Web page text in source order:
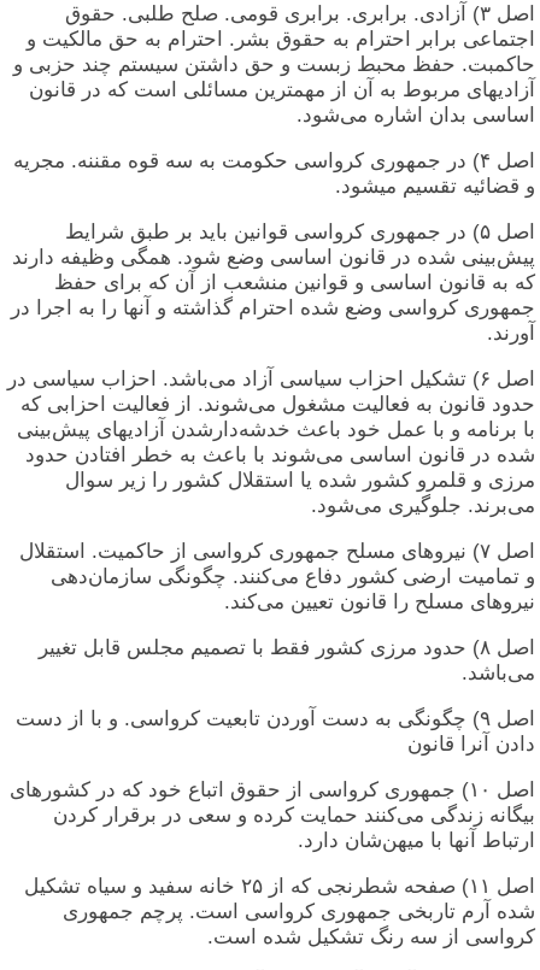
اصل ۳) آزادی. برابری. برابری قومی. صلح طلبی. حقوق
اجتماعی برابر احترام به حقوق بشر. احترام به حق مالکیت و
حاکمبت. حفظ محبط زبست و حق داشتن سیستم چند حزبی و
آزادیهای مربوط به آن از مهمترین مسائلی است که در قانون
اساسی بدان اشاره می‌شود.
اصل ۴) در جمهوری کرواسی حکومت به سه قوه مقننه. مجریه
و قضائیه تقسیم میشود.
اصل ۵) در جمهوری کرواسی قوانین باید بر طبق شرایط
پیش‌بینی شده در قانون اساسی وضع شود. همگی وظیفه دارند
که به قانون اساسی و قوانین منشعب از آن که برای حفظ
جمهوری کرواسی وضع شده احترام گذاشته و آنها را به اجرا در
آورند.
اصل ۶) تشکیل احزاب سیاسی آزاد می‌باشد. احزاب سیاسی در
حدود قانون به فعالیت مشغول می‌شوند. از فعالیت احزابی که
با برنامه و با عمل خود باعث خدشه‌دارشدن آزادیهای پیش‌بینی
شده در قانون اساسی می‌شوند با باعث به خطر افتادن حدود
مرزی و قلمرو کشور شده یا استقلال کشور را زیر سوال
می‌برند. جلوگیری می‌شود.
اصل ۷) نیروهای مسلح جمهوری کرواسی از حاکمیت. استقلال
و تمامیت ارضی کشور دفاع می‌کنند. چگونگی سازمان‌دهی
نیروهای مسلح را قانون تعیین می‌کند.
اصل ۸) حدود مرزی کشور فقط با تصمیم مجلس قابل تغییر
می‌باشد.
اصل ‎٩‏) چگونگی به دست آوردن تابعیت کرواسی. و با از دست
دادن آنرا قانون
اصل ۱۰) جمهوری کرواسی از حقوق اتباع خود که در کشورهای
بیگانه زندگی می‌کنند حمایت کرده و سعی در برقرار کردن
ارتباط آنها با میهن‌شان دارد.
اصل ۱۱) صفحه شطرنجی که از ۲۵ خانه سفید و سیاه تشکیل
شده آرم تاربخی جمهوری کرواسی است. پرچم جمهوری
کرواسی از سه رنگ تشکیل شده است.